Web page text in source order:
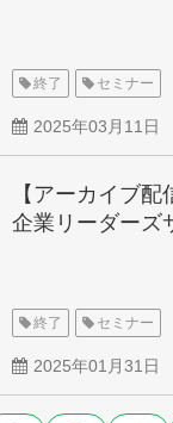
終了 セミナー
2025年03月11日
【アーカイブ
企業リーダーズ
終了 セミナー
2025年01月31日